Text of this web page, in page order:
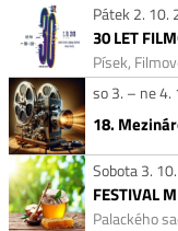
Pátek 2. 10.
30 LET
Písek,
so 3. – ne 4.
18.
Sobota 3.
FESTIVAL
Palackého